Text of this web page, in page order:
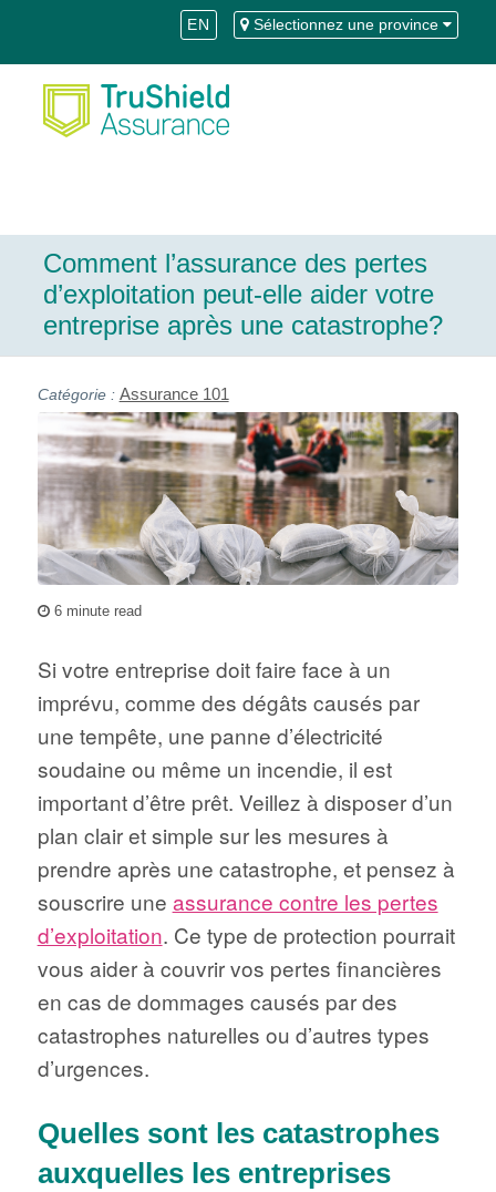
Content
la
navigation
EN Sélectionnez une province
Comment l’assurance des pertes
d’exploitation peut-elle aider votre
entreprise après une catastrophe?
Assurance 101
6 minute read
Si votre entreprise doit faire face à un
imprévu, comme des dégâts causés par
une tempête, une panne d’électricité
soudaine ou même un incendie, il est
important d’être prêt. Veillez à disposer d’un
plan clair et simple sur les mesures à
prendre après une catastrophe, et pensez à
souscrire une assurance contre les pertes
d’exploitation. Ce type de protection pourrait
vous aider à couvrir vos pertes financières
en cas de dommages causés par des
catastrophes naturelles ou d’autres types
d’urgences.
Quelles sont les catastrophes
auxquelles les entreprises